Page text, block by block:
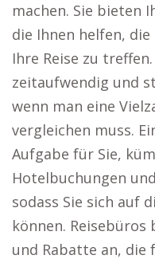
machen. Sie bieten
die Ihnen helfen,
Ihre Reise zu
zeitaufwendig und
wenn man eine
vergleichen muss.
Aufgabe für Sie,
Hotelbuchungen
sodass Sie sich auf
können.
und Rabatte an, die